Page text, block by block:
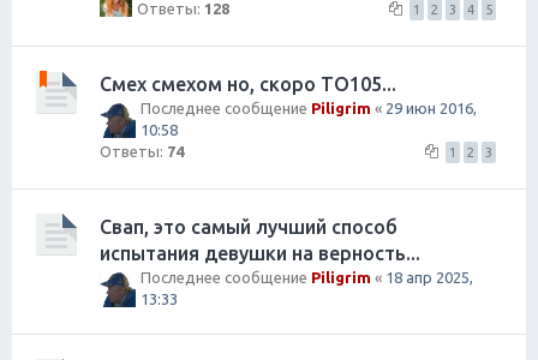
Ответы: 128 1 2 3 4 5
Смех смехом но, скоро ТО105...
Последнее сообщение Piligrim « 29 июн 2016,
10:58
Ответы: 74 1 2 3
Свап, это самый лучший способ
испытания девушки на верность...
Последнее сообщение Piligrim « 18 апр 2025,
13:33